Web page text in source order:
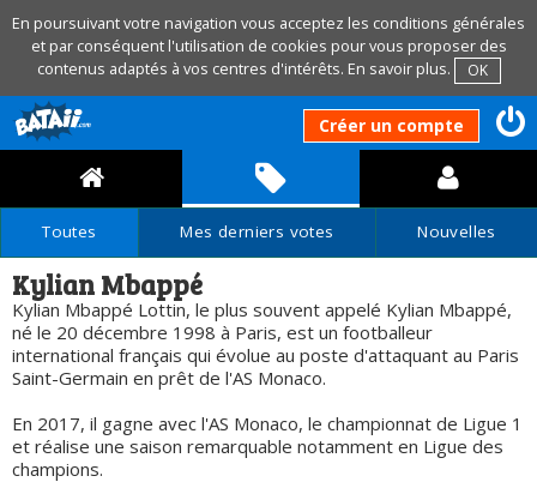
En poursuivant votre navigation vous acceptez les conditions générales
et par conséquent l'utilisation de cookies pour vous proposer des
contenus adaptés à vos centres d'intérêts. En savoir plus. OK
Créer un compte
Toutes Mes derniers votes Nouvelles
Kylian Mbappé
Kylian Mbappé Lottin, le plus souvent appelé Kylian Mbappé,
né le 20 décembre 1998 à Paris, est un footballeur
international français qui évolue au poste d'attaquant au Paris
Saint-Germain en prêt de l'AS Monaco.
En 2017, il gagne avec l'AS Monaco, le championnat de Ligue 1
et réalise une saison remarquable notamment en Ligue des
champions.